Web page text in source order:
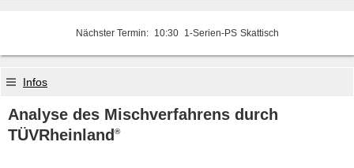
Nächster Termin: 10:30 1-Serien-PS Skattisch
Infos
Analyse des Mischverfahrens durch
TÜVRheinland ®